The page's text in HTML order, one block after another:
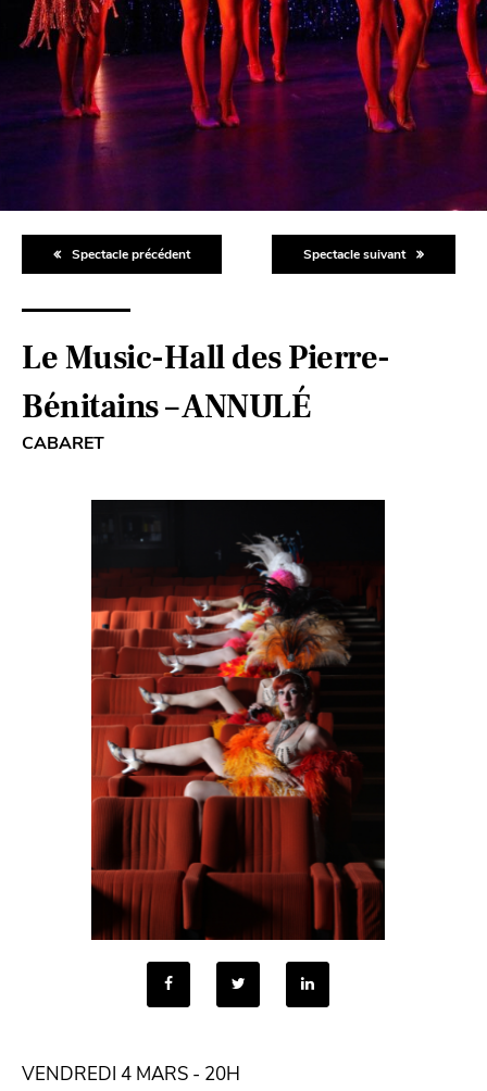
Spectacle précédent Spectacle suivant
Le Music-Hall des Pierre-
Bénitains – ANNULÉ
CABARET
VENDREDI 4 MARS - 20H